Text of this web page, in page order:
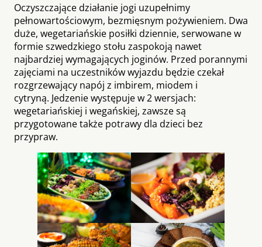
Oczyszczające działanie jogi uzupełnimy
pełnowartościowym, bezmięsnym pożywieniem. Dwa
duże, wegetariańskie posiłki dziennie, serwowane w
formie szwedzkiego stołu zaspokoją nawet
najbardziej wymagających joginów. Przed porannymi
zajęciami na uczestników wyjazdu będzie czekał
rozgrzewający napój z imbirem, miodem i
cytryną. Jedzenie występuje w 2 wersjach:
wegetariańskiej i wegańskiej, zawsze są
przygotowane także potrawy dla dzieci bez
przypraw.